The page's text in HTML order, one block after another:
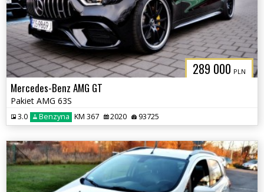
289 000 PLN
Mercedes-Benz AMG GT
Pakiet AMG 63S
3.0 Benzyna KM 367 2020 93725